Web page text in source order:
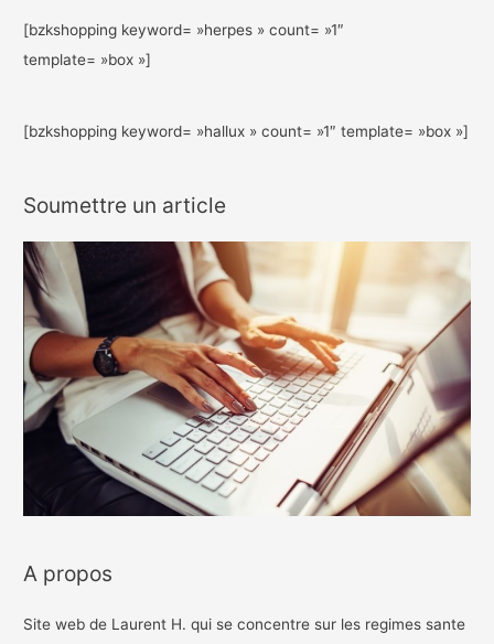
[bzkshopping keyword= »herpes » count= »1″
template= »box »]
[bzkshopping keyword= »hallux » count= »1″ template= »box »]
Soumettre un article
A propos
Site web de Laurent H. qui se concentre sur les regimes sante